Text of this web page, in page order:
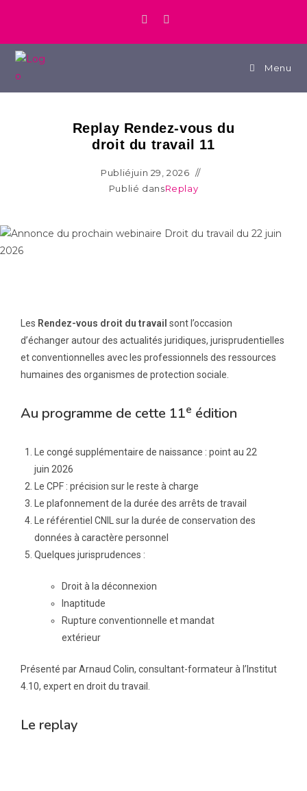
Menu
Replay Rendez-vous du
droit du travail 11
Publiéjuin 29, 2026
Publié dansReplay
Les Rendez-vous droit du travail sont l’occasion
d’échanger autour des actualités juridiques, jurisprudentielles
et conventionnelles avec les professionnels des ressources
humaines des organismes de protection sociale.
Au programme de cette 11e édition
Le congé supplémentaire de naissance : point au 22
juin 2026
Le CPF : précision sur le reste à charge
Le plafonnement de la durée des arrêts de travail
Le référentiel CNIL sur la durée de conservation des
données à caractère personnel
Quelques jurisprudences :
Droit à la déconnexion
Inaptitude
Rupture conventionnelle et mandat
extérieur
Présenté par Arnaud Colin, consultant-formateur à l’Institut
4.10, expert en droit du travail.
Le replay